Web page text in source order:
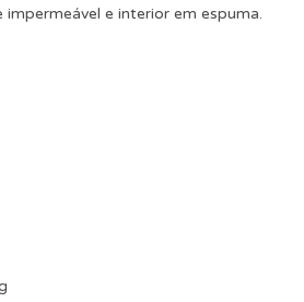
impermeável e interior em espuma.